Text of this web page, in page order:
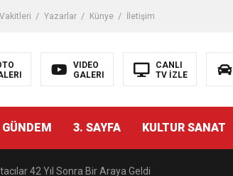
Yazarlar Künye İletişim
VIDEO
GALERI
CANLI
TV İZLE
3. SAYFA KULTUR SANAT
Tanıdığı İsim: Abdulrezak Kaldan Torbalı Yolunda
42 Yıl Sonra Bir Araya Geldi